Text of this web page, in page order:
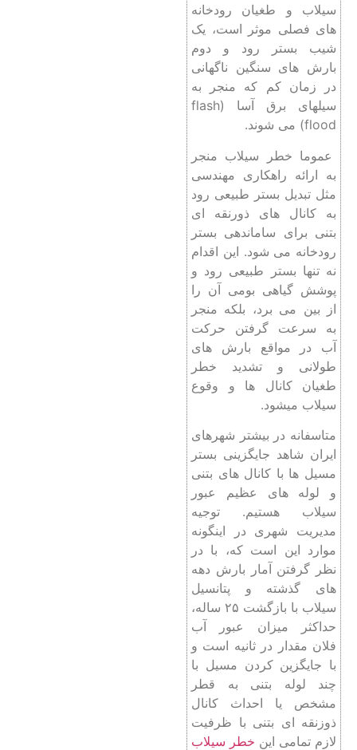
سیلاب و طغیان رودخانه
های فصلی موثر است، یک
شیب بستر رود و دوم
بارش های سنگین ناگهانی
در زمان کم که منجر به
سیلهای برق آسا (flash
flood) می شوند.
عموما خطر سیلاب منجر
به ارائه راهکاری مهندسی
مثل تبدیل بستر طبیعی رود
به کانال های ذورنقه ای
بتنی برای ساماندهی بستر
رودخانه می شود. این اقدام
نه تنها بستر طبیعی رود و
پوشش گیاهی بومی آن را
از بین می برد، بلکه منجر
به سرعت گرفتن حرکت
آب در مواقع بارش های
طولانی و تشدید خطر
طغیان کانال ها و وقوع
سیلاب میشود.
متاسفانه در بیشتر شهرهای
ایران شاهد جایگزینی بستر
مسیل ها با کانال های بتنی
و لوله های عظیم عبور
سیلاب هستیم. توجیه
مدیریت شهری در اینگونه
موارد این است که، با در
نظر گرفتن آمار بارش دهه
های گذشته و پتانسیل
سیلاب با بازگشت ۲۵ ساله،
حداکثر میزان عبور آب
فلان مقدار در ثانیه است و
با جایگزین کردن مسیل با
چند لوله بتنی به قطر
مشخص یا احداث کانال
ذوزنقه ای بتنی با ظرفیت
لازم تمامی این خطر سیلاب